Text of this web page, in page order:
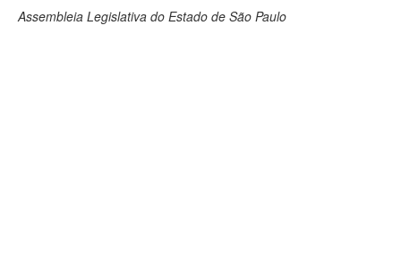
Assembleia Legislativa do Estado de São Paulo